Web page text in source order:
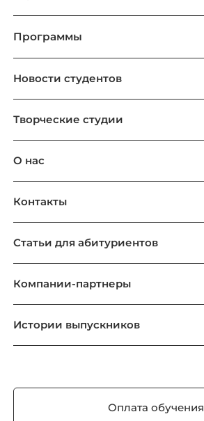
Новости студентов
Творческие студии
О нас
Контакты
Статьи для абитуриентов
Компании-партнеры
Истории выпускников
Программы
Оплата обучения